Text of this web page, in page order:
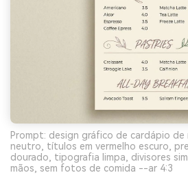
Prompt: design gráfico de cardápio
neutro, títulos em vermelho escuro,
dourado, tipografia limpa, divisores
mãos, sem fotos de comida --ar 4:3